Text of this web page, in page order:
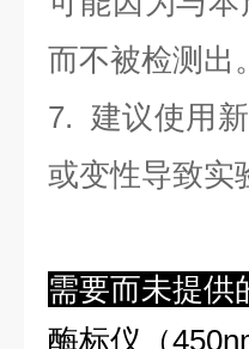
而不被检测出。
7. 建议使用
或变性导致实
需要而未提供
酶标仪（